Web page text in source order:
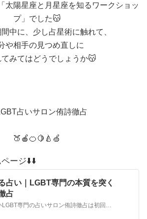
太陽星座と月星座を知るワークショッ
プ」でした😽
中に、少し占星術に触れて、
や相手の見つめ直しに
みてはどうでしょうか😽
占いサロン侑詩徹占
🍑🍎🍊🍋🍐🍏
ージ⬇️⬇️
占い｜LGBT専門の本質を突く
占
大阪梅田の当たる占いLGBT専門の占いサロン侑詩徹占は初回時間無制限でじっくりお話をお伺いします。大阪梅田でLGBTに特化した本質を突く当たる占いを自信を持ってお伝えします。大阪梅田でリピート率90%の多くのLGBTの方から大好評の当たる占いサロン